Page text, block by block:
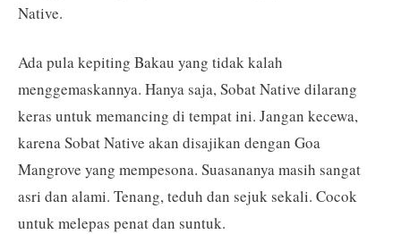
Native.
Ada pula kepiting Bakau yang tidak kalah
menggemaskannya. Hanya saja, Sobat Native dilarang
keras untuk memancing di tempat ini. Jangan kecewa,
karena Sobat Native akan disajikan dengan Goa
Mangrove yang mempesona. Suasananya masih sangat
asri dan alami. Tenang, teduh dan sejuk sekali. Cocok
untuk melepas penat dan suntuk.